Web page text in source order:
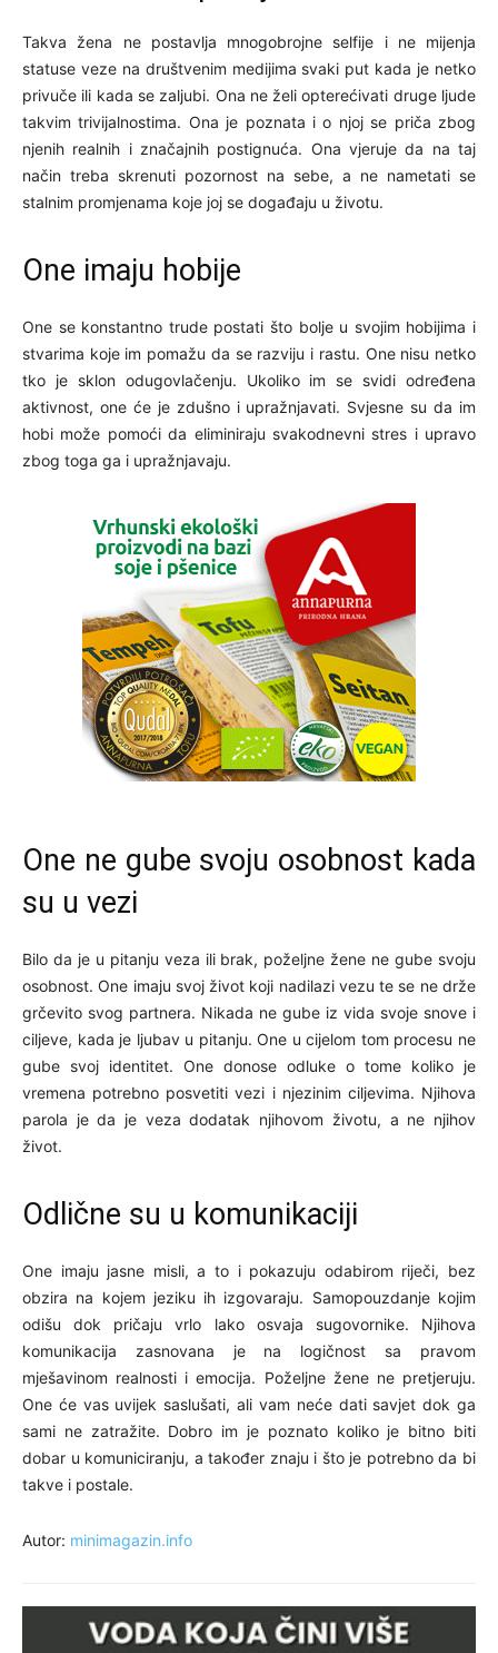
Takva žena ne postavlja mnogobrojne selfije i ne mijenja
statuse veze na društvenim medijima svaki put kada je netko
privuče ili kada se zaljubi. Ona ne želi opterećivati druge ljude
takvim trivijalnostima. Ona je poznata i o njoj se priča zbog
njenih realnih i značajnih postignuća. Ona vjeruje da na taj
način treba skrenuti pozornost na sebe, a ne nametati se
stalnim promjenama koje joj se događaju u životu.
One imaju hobije
One se konstantno trude postati što bolje u svojim hobijima i
stvarima koje im pomažu da se razviju i rastu. One nisu netko
tko je sklon odugovlačenju. Ukoliko im se svidi određena
aktivnost, one će je zdušno i upražnjavati. Svjesne su da im
hobi može pomoći da eliminiraju svakodnevni stres i upravo
zbog toga ga i upražnjavaju.
One ne gube svoju osobnost kada
su u vezi
Bilo da je u pitanju veza ili brak, poželjne žene ne gube svoju
osobnost. One imaju svoj život koji nadilazi vezu te se ne drže
grčevito svog partnera. Nikada ne gube iz vida svoje snove i
ciljeve, kada je ljubav u pitanju. One u cijelom tom procesu ne
gube svoj identitet. One donose odluke o tome koliko je
vremena potrebno posvetiti vezi i njezinim ciljevima. Njihova
parola je da je veza dodatak njihovom životu, a ne njihov
život.
Odlične su u komunikaciji
One imaju jasne misli, a to i pokazuju odabirom riječi, bez
obzira na kojem jeziku ih izgovaraju. Samopouzdanje kojim
odišu dok pričaju vrlo lako osvaja sugovornike. Njihova
komunikacija zasnovana je na logičnost sa pravom
mješavinom realnosti i emocija. Poželjne žene ne pretjeruju.
One će vas uvijek saslušati, ali vam neće dati savjet dok ga
sami ne zatražite. Dobro im je poznato koliko je bitno biti
dobar u komuniciranju, a također znaju i što je potrebno da bi
takve i postale.
Autor: minimagazin.info